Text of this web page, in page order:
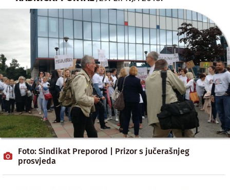
Foto: Sindikat Preporod | Prizor s jučerašnjeg
prosvjeda